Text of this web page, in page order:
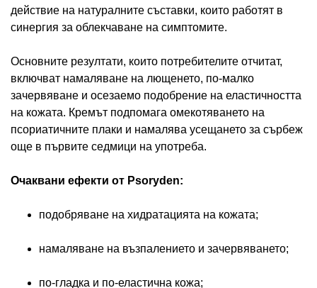
действие на натуралните съставки, които работят в
синергия за облекчаване на симптомите.
Основните резултати, които потребителите отчитат,
включват намаляване на лющенето, по-малко
зачервяване и осезаемо подобрение на еластичността
на кожата. Кремът подпомага омекотяването на
псориатичните плаки и намалява усещането за сърбеж
още в първите седмици на употреба.
Очаквани ефекти от Psoryden:
подобряване на хидратацията на кожата;
намаляване на възпалението и зачервяването;
по-гладка и по-еластична кожа;